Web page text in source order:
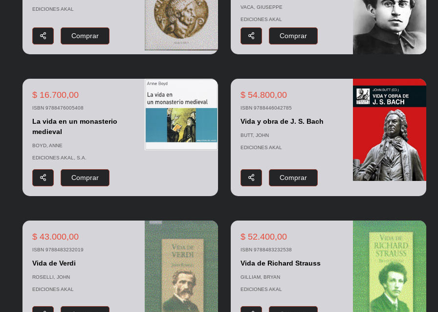
EDICIONES AKAL
Comprar
VACA, GIUSEPPE
EDICIONES AKAL
Comprar
$ 16.700,00
ISBN 9788476005408
La vida en un monasterio
medieval
BOYD, ANNE
EDICIONES AKAL, S.A.
Comprar
$ 54.800,00
ISBN 9788446042785
Vida y obra de J. S. Bach
BUTT, JOHN
EDICIONES AKAL
Comprar
$ 43.000,00
ISBN 9788483232019
Vida de Verdi
ROSELLI, JOHN
EDICIONES AKAL
$ 52.400,00
ISBN 9788483232538
Vida de Richard Strauss
GILLIAM, BRYAN
EDICIONES AKAL